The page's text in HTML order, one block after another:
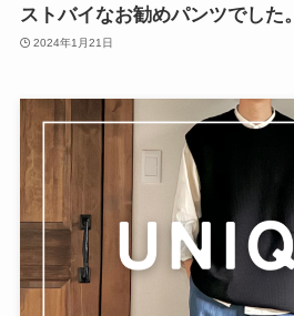
ストバイなお勧めパンツでした。
2024年1月21日